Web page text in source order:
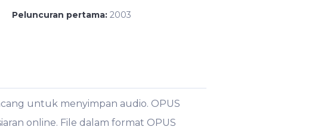
Peluncuran pertama: 2003
untuk menyimpan audio. OPUS
online. File dalam format OPUS